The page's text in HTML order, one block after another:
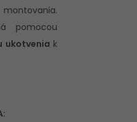
pomocou
ukotvenia k